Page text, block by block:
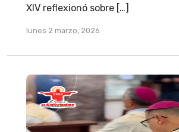
XIV reflexionó sobre […]
lunes 2 marzo, 2026